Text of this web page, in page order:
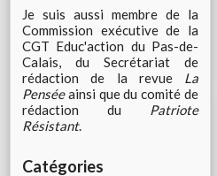
Je suis aussi membre de la
Commission exécutive de la
CGT Educ'action du Pas-de-
Calais, du Secrétariat de
rédaction de la revue La
Penséeainsi que du comité de
rédaction du Patriote
Résistant.
Catégories